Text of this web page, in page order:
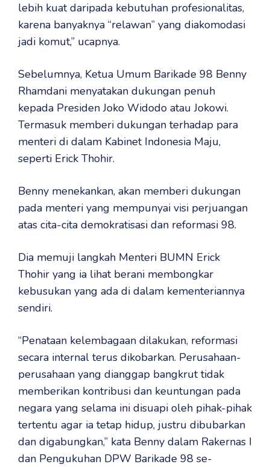
lebih kuat daripada kebutuhan profesionalitas,
karena banyaknya “relawan” yang diakomodasi
jadi komut,” ucapnya.
Sebelumnya, Ketua Umum Barikade 98 Benny
Rhamdani menyatakan dukungan penuh
kepada Presiden Joko Widodo atau Jokowi.
Termasuk memberi dukungan terhadap para
menteri di dalam Kabinet Indonesia Maju,
seperti Erick Thohir.
Benny menekankan, akan memberi dukungan
pada menteri yang mempunyai visi perjuangan
atas cita-cita demokratisasi dan reformasi 98.
Dia memuji langkah Menteri BUMN Erick
Thohir yang ia lihat berani membongkar
kebusukan yang ada di dalam kementeriannya
sendiri.
“Penataan kelembagaan dilakukan, reformasi
secara internal terus dikobarkan. Perusahaan-
perusahaan yang dianggap bangkrut tidak
memberikan kontribusi dan keuntungan pada
negara yang selama ini disuapi oleh pihak-pihak
tertentu agar ia tetap hidup, justru dibubarkan
dan digabungkan,” kata Benny dalam Rakernas I
dan Pengukuhan DPW Barikade 98 se-